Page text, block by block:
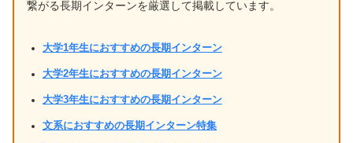
繋がる長期インターンを厳選して掲載しています。
大学1年生におすすめの長期インターン
大学2年生におすすめの長期インターン
大学3年生におすすめの長期インターン
文系におすすめの長期インターン特集